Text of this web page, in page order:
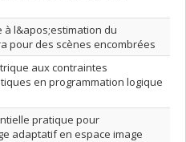
à l&apos;estimation du
pour des scènes encombrées
aux contraintes
en programmation logique
pratique pour
adaptatif en espace image